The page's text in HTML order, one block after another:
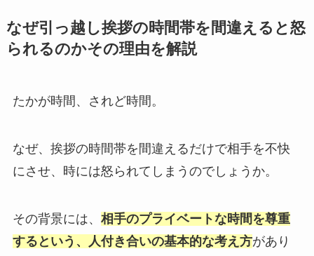
なぜ引っ越し挨拶の時間帯を間違えると怒
られるのかその理由を解説
たかが時間、されど時間。
なぜ、挨拶の時間帯を間違えるだけで相手を不快
にさせ、時には怒られてしまうのでしょうか。
その背景には、 相手のプライベートな時間を尊重
するという、人付き合いの基本的な考え方があり